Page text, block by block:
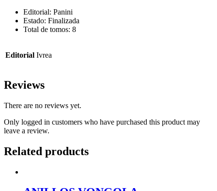
Editorial: Panini
Estado: Finalizada
Total de tomos: 8
Editorial Ivrea
Reviews
There are no reviews yet.
Only logged in customers who have purchased this product may
leave a review.
Related products